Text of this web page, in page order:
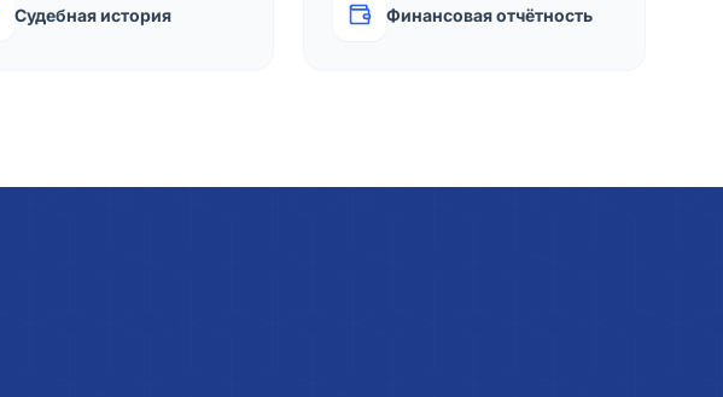
Судебная история Финансовая отчётность